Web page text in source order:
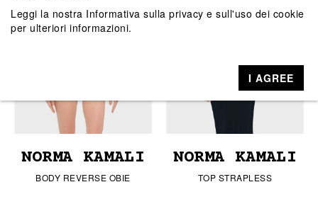
NORMA KAMALI
BODY REVERSE OBIE
NORMA KAMALI
TOP STRAPLESS
Leggi la nostra Informativa sulla privacy e sull'uso dei cookie
per ulteriori informazioni.
I AGREE